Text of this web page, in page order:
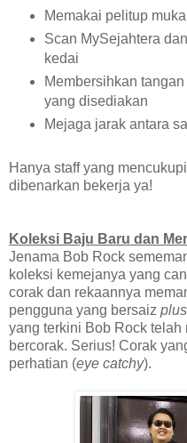
Memakai pelitup
Scan MySejahtera
kedai
Membersihkan
yang disediakan
Mejaga jarak antara
Hanya staff yang
dibenarkan bekerja ya!
Koleksi Baju Baru dan
Jenama Bob Rock
koleksi kemejanya yang
corak dan rekaannya
pengguna yang bersaiz
yang terkini Bob Rock
bercorak. Serius! Corak
perhatian (eye catchy).